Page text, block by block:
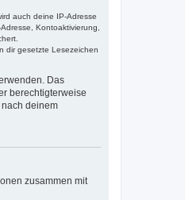
auch deine IP-Adresse
Kontoaktivierung,
dir gesetzte Lesezeichen
Das
berechtigterweise
deinem
zusammen mit